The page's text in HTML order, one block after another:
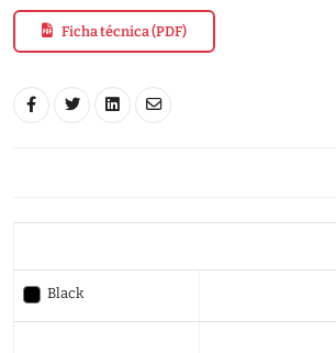
Ficha técnica (PDF)
Black